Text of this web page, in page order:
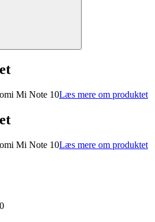
Mi Note 10Læs mere om produktet
Mi Note 10Læs mere om produktet